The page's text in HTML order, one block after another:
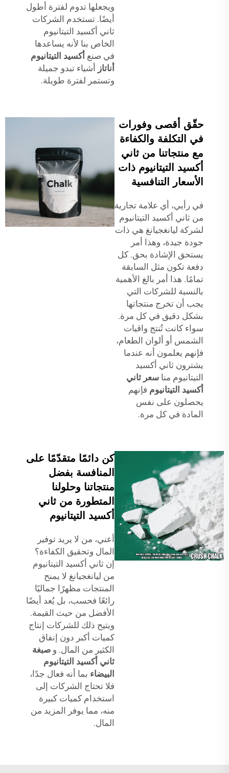
ويجعلها تدوم لفترة أطول
أيضًا. تستخدم الشركات
ثاني أكسيد التيتانيوم
الخاص بنا لأنه يساعدها
في صنع أكسيد التيتانيوم
أناتاز أشياء تبدو جميلة
وتستمر لفترة طويلة.
حقّق أقصى وفورات
في التكلفة والكفاءة
مع منتجاتنا من ثاني
أكسيد التيتانيوم ذات
الأسعار التنافسية
في رأيي، أي علامة تجارية
من ثاني أكسيد التيتانيوم
لشركة ليانغجيانغ هي ذات
جودة جيدة، وهذا أمر
يستحق الإشادة بحق. كل
دفعة تكون مثل السابقة
تمامًا. هذا أمر بالغ الأهمية
بالنسبة للشركات التي
يجب أن تخرج منتجاتها
بشكل دقيق في كل مرة.
سواء كانت تُنتج واقيات
الشمس أو ألوان الطعام،
فإنهم يعلمون أنه عندما
يشترون ثاني أكسيد
التيتانيوم منا سعر ثاني
أكسيد التيتانيوم فإنهم
يحصلون على نفس
المادة في كل مرة.
كن دائمًا متقدّمًا على
المنافسة بفضل
منتجاتنا وحلولنا
المتطورة من ثاني
أكسيد التيتانيوم
أعني، من لا يريد توفير
المال وتحقيق الكفاءة؟
إن ثاني أكسيد التيتانيوم
من ليانغجيانغ لا يمنح
المنتجات مظهرًا جماليًا
رائعًا فحسب، بل يُعد أيضًا
الأفضل من حيث القيمة.
ويتيح ذلك للشركات إنتاج
كميات أكبر دون إنفاق
الكثير من المال. و صبغة
ثاني أكسيد التيتانيوم
البيضاء بما أنه فعال جدًا،
فلا تحتاج الشركات إلى
استخدام كميات كبيرة
منه، مما يوفر المزيد من
المال.